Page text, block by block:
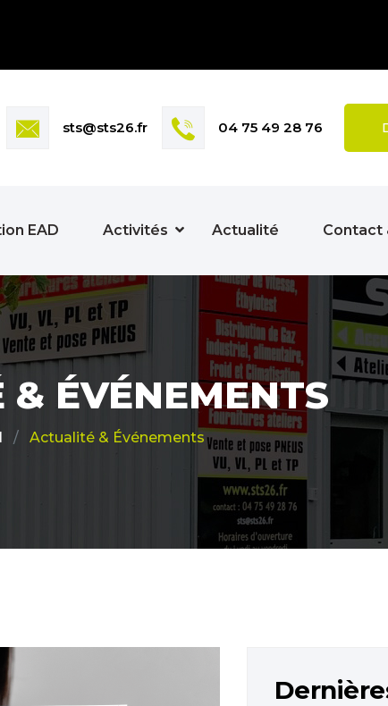
sts@sts26.fr 04 75 49 28 76
EAD Activités Actualité Contact
ÉVÉNEMENTS
Actualité & Événements